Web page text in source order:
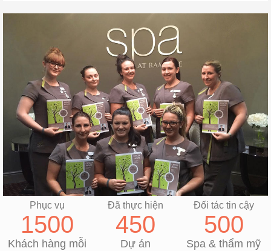
Phục vụ
1500
Khách hàng mỗi
Đã thực hiện
450
Dự án
Đối tác tin cậy
500
Spa & thẩm mỹ